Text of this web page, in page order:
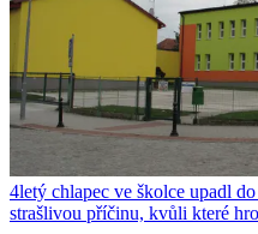
4letý chlapec ve školce upadl
strašlivou příčinu, kvůli které